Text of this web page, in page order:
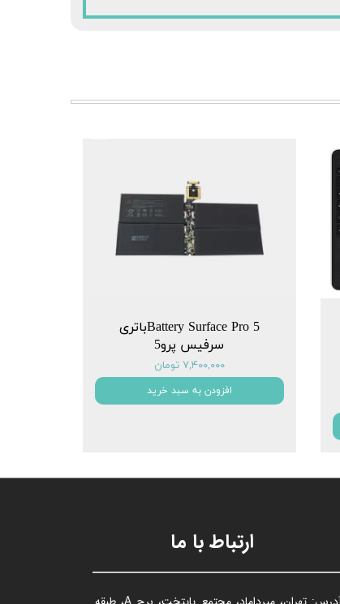
Battery Surface Pro 5باتری
سرفیس پرو5
۷,۴۰۰,۰۰۰ تومان
افزودن به سبد خرید
ارتباط با ما